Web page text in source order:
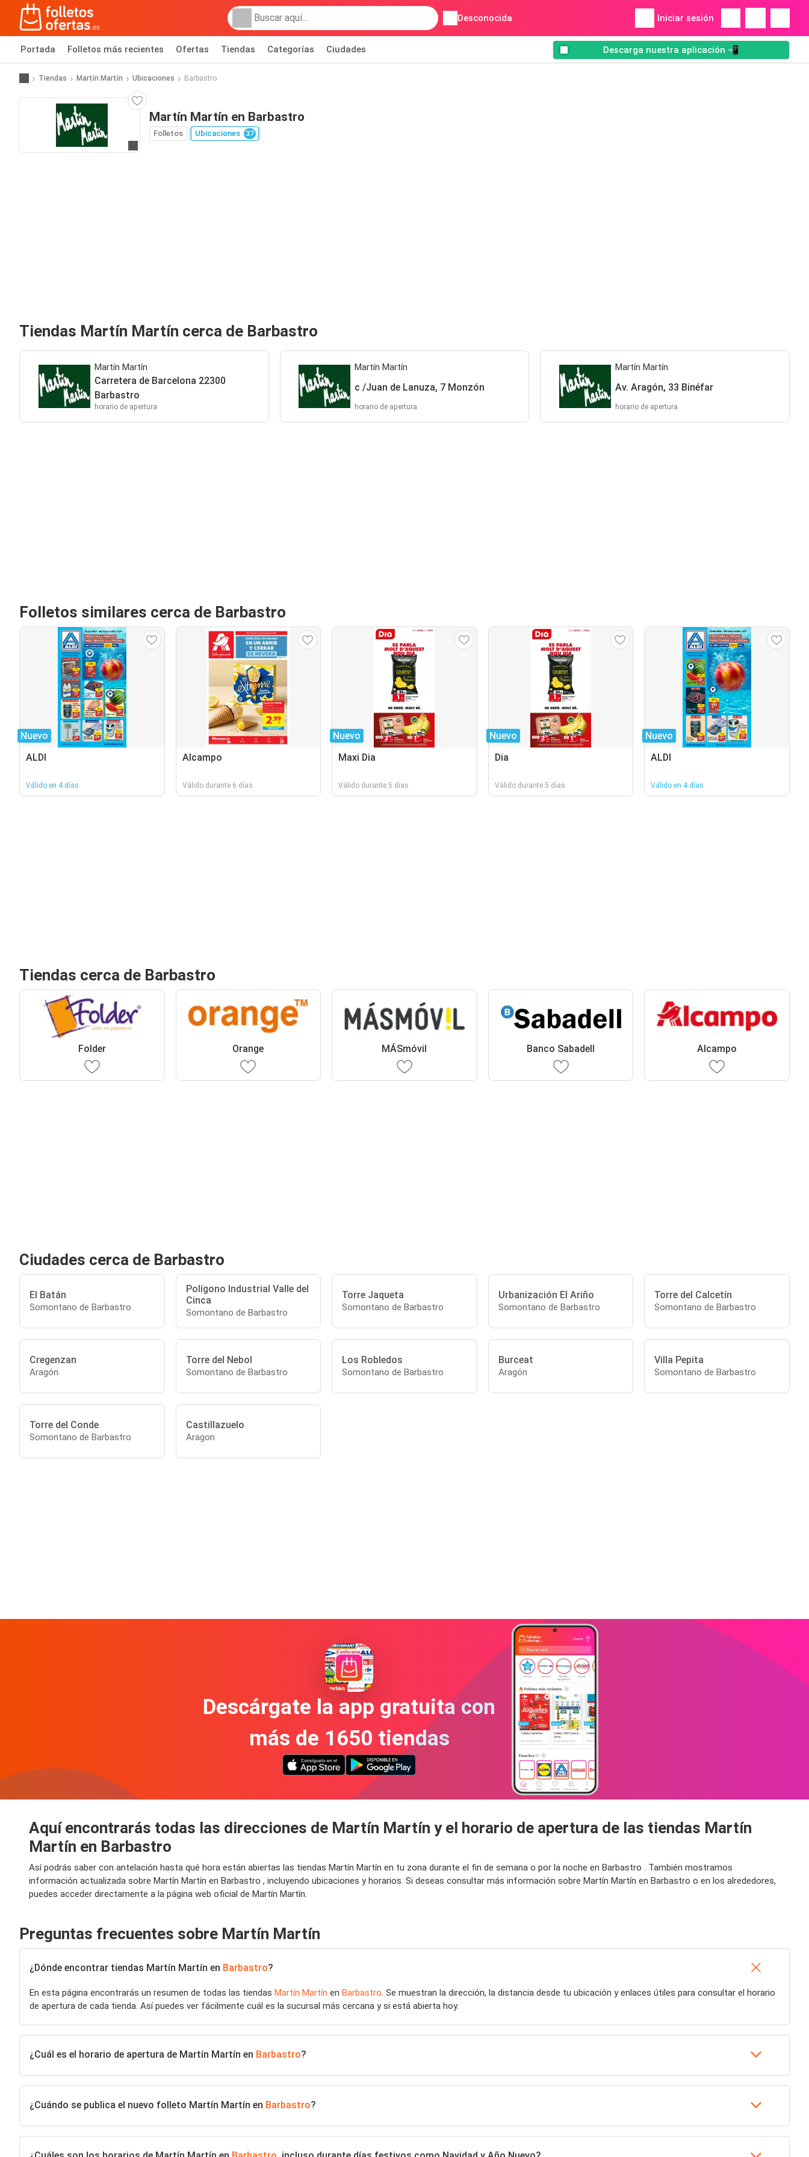
Desconocida Iniciar sesión
Portada Folletos más recientes Ofertas Tiendas Categorías Ciudades Descarga nuestra aplicación 📲
Tiendas Martín Martín Ubicaciones Barbastro
Martín Martín en Barbastro
Folletos Ubicaciones 37
Tiendas Martín Martín cerca de Barbastro
Martín Martín
Carretera de Barcelona 22300
Barbastro
horario de apertura
Martín Martín
c /Juan de Lanuza, 7 Monzón
horario de apertura
Martín Martín
Av. Aragón, 33 Binéfar
horario de apertura
Folletos similares cerca de Barbastro
Nuevo
ALDI
Válido en 4 días
Alcampo
Válido durante 6 días
Nuevo
Maxi Dia
Válido durante 5 días
Nuevo
Dia
Válido durante 5 días
Nuevo
ALDI
Válido en 4 días
Tiendas cerca de Barbastro
Folder Orange MÁSmóvil Banco Sabadell Alcampo
Ciudades cerca de Barbastro
El Batán
Somontano de Barbastro
Polígono Industrial Valle del
Cinca
Somontano de Barbastro
Torre Jaqueta
Somontano de Barbastro
Urbanización El Ariño
Somontano de Barbastro
Torre del Calcetín
Somontano de Barbastro
Cregenzan
Aragón
Torre del Nebol
Somontano de Barbastro
Los Robledos
Somontano de Barbastro
Burceat
Aragón
Villa Pepita
Somontano de Barbastro
Torre del Conde
Somontano de Barbastro
Castillazuelo
Aragon
Descárgate la app gratuita con
más de 1650 tiendas
Aquí encontrarás todas las direcciones de Martín Martín y el horario de apertura de las tiendas Martín
Martín en Barbastro
Así podrás saber con antelación hasta qué hora están abiertas las tiendas Martín Martín en tu zona durante el fin de semana o por la noche en Barbastro . También mostramos
información actualizada sobre Martín Martín en Barbastro , incluyendo ubicaciones y horarios. Si deseas consultar más información sobre Martín Martín en Barbastro o en los alrededores,
puedes acceder directamente a la página web oficial de Martín Martín.
Preguntas frecuentes sobre Martín Martín
¿Dónde encontrar tiendas Martín Martín en Barbastro?
En esta página encontrarás un resumen de todas las tiendas Martín Martín en Barbastro. Se muestran la dirección, la distancia desde tu ubicación y enlaces útiles para consultar el horario
de apertura de cada tienda. Así puedes ver fácilmente cuál es la sucursal más cercana y si está abierta hoy.
¿Cuál es el horario de apertura de Martín Martín en Barbastro?
¿Cuándo se publica el nuevo folleto Martín Martín en Barbastro?